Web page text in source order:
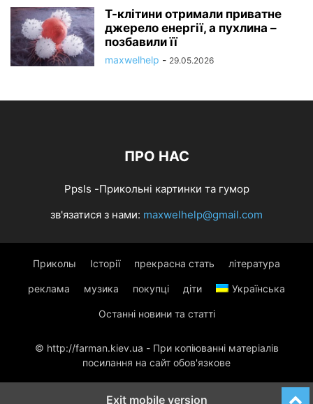
Т-клітини отримали приватне
джерело енергії, а пухлина –
позбавили її
maxwelhelp - 29.05.2026
ПРО НАС
Ppsls -Прикольні картинки та гумор
зв'язатися з нами: maxwelhelp@gmail.com
Приколы Історії прекрасна стать література
реклама музика покупці діти Українська
Останні новини та статті
© http://farman.kiev.ua - При копіюванні матеріалів
посилання на сайт обов'язкове
Exit mobile version